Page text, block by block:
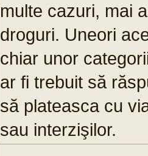
multe cazuri, mai
droguri. Uneori
chiar unor
ar fi trebuit să
să plateasca cu
sau interzişilor.